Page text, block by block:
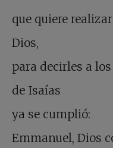
que quiere
Dios,
para decirles a
de Isaías
ya se cumplió:
Emmanuel, Dios